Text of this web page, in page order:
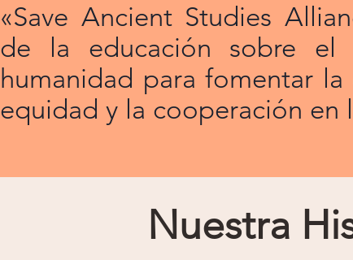
«Save Ancient Studies
de la educación sobre el
humanidad para fomentar
equidad y la cooperación en
Nuestra